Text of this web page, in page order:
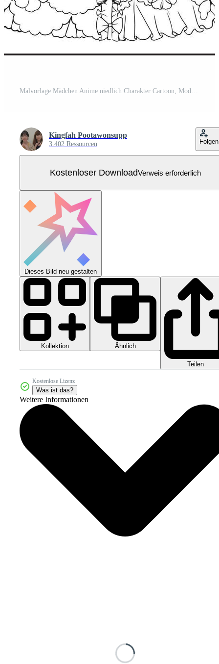
Malvorlage Mädchen Anime niedlich Charakter Cartoon, Modell, Emotion, Illustration, Clipart, Zeichnung schön Manga Design Kunst Vektor Liebe kostenloser Download Kostenloser Vektor
Kingfah Pootawonsupp
3.402 Ressourcen Folgen
Kostenloser DownloadVerweis erforderlich
Dieses Bild neu gestalten
Kollektion Ähnlich
Teilen
Kostenlose Lizenz
Was ist das?
Weitere Informationen